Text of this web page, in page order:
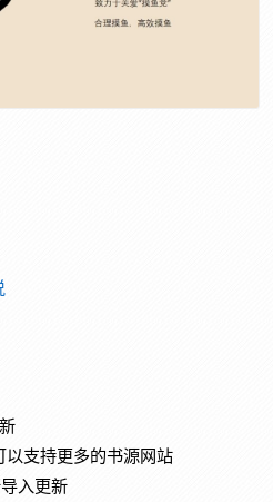
支持更多的书源网站
入更新